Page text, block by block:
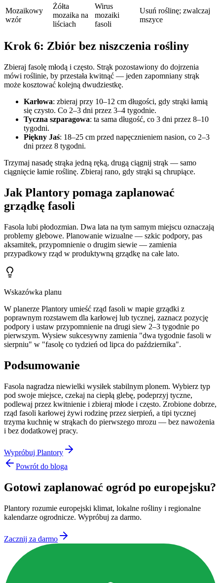
Mozaikowy
wzór
Żółta
mozaika na
liściach
Wirus
mozaiki
fasoli
Usuń roślinę; zwalczaj
mszyce
Krok 6: Zbiór bez niszczenia rośliny
Zbieraj fasolę młodą i często. Strąk pozostawiony do dojrzenia
mówi roślinie, by przestała kwitnąć — jeden zapomniany strąk
może kosztować kolejną dwudziestkę.
Karłowa: zbieraj przy 10–12 cm długości, gdy strąki łamią
się czysto. Co 2–3 dni przez 3–4 tygodnie.
Tyczna szparagowa: ta sama długość, co 3 dni przez 8–10
tygodni.
Piękny Jaś: 18–25 cm przed napęcznieniem nasion, co 2–3
dni przez 8 tygodni.
Trzymaj nasadę strąka jedną ręką, drugą ciągnij strąk — samo
ciągnięcie łamie roślinę. Zbieraj rano, gdy strąki są chrupiące.
Jak Plantory pomaga zaplanować
grządkę fasoli
Fasola lubi płodozmian. Dwa lata na tym samym miejscu oznaczają
problemy glebowe. Planowanie wizualne — szkic podpory, pas
aksamitek, przypomnienie o drugim siewie — zamienia
przypadkowy rząd w produktywną grządkę na całe lato.
Wskazówka planu
W planerze Plantory umieść rząd fasoli w mapie grządki z
poprawnym rozstawem dla karłowej lub tycznej, zaznacz pozycję
podpory i ustaw przypomnienie na drugi siew 2–3 tygodnie po
pierwszym. Wysiew sukcesywny zamienia "dwa tygodnie fasoli w
sierpniu" w "fasolę co tydzień od lipca do października".
Podsumowanie
Fasola nagradza niewielki wysiłek stabilnym plonem. Wybierz typ
pod swoje miejsce, czekaj na ciepłą glebę, podeprzyj tyczne,
podlewaj przez kwitnienie i zbieraj młode i często. Zrobione dobrze,
rząd fasoli karłowej żywi rodzinę przez sierpień, a tipi tycznej
trzyma kuchnię w strąkach do pierwszego mrozu — bez nawożenia
i bez dodatkowej pracy.
Wypróbuj Plantory
Powrót do bloga
Gotowi zaplanować ogród po europejsku?
Plantory rozumie europejski klimat, lokalne rośliny i regionalne
kalendarze ogrodnicze. Wypróbuj za darmo.
Zacznij za darmo